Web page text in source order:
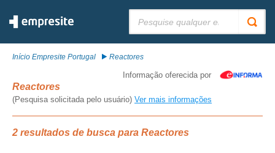
Início Empresite Portugal Reactores
Informação oferecida por
Reactores
(Pesquisa solicitada pelo usuário) Ver mais informações
2 resultados de busca para Reactores